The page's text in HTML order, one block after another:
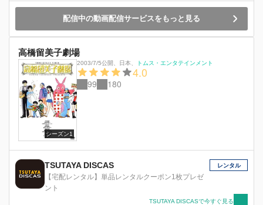
配信中の動画配信サービスをもっと見る
高橋留美子劇場
シーズン1
2003/7/5公開 日本 トムス・エンタテインメント
4.0
99 180
TSUTAYA DISCAS
【宅配レンタル】単品レンタルクーポン1枚プレゼ
ント
レンタル
TSUTAYA DISCASで今すぐ見る